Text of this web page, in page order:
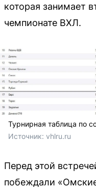
которая занимает
чемпионате ВХЛ.
Турнирная таблица по
Источник: vhlru.ru
Перед этой
побеждали